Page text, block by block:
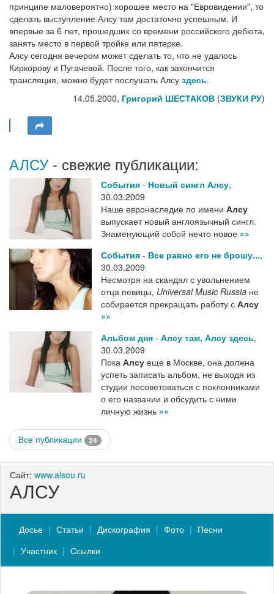
принципе маловероятно) хорошее место на "Евровидении", то
сделать выступление Алсу там достаточно успешным. И
впервые за 6 лет, прошедших со времени российского дебюта,
занять место в первой тройке или пятерке.
Алсу сегодня вечером может сделать то, что не удалось
Киркорову и Пугачевой. После того, как закончится
трансляция, можно будет послушать Алсу здесь.
14.05.2000, Григорий ШЕСТАКОВ (ЗВУКИ РУ)
АЛСУ- свежие публикации:
События - Новый сингл Алсу,
30.03.2009
Наше евронаследие по имени Алсу
выпускает новый англоязычный сингл.
Знаменующий собой нечто новое »»
События - Все равно его не брошу...,
30.03.2009
Несмотря на скандал с увольнением
отца певицы, Universal Music Russia не
собирается прекращать работу с Алсу
»»
Альбом дня - Алсу там, Алсу здесь,
30.03.2009
Пока Алсу еще в Москве, она должна
успеть записать альбом, не выходя из
студии посоветоваться с поклонниками
о его названии и обсудить с ними
личную жизнь »»
Все публикации 24
Сайт: www.alsou.ru
АЛСУ
Досье Статьи Дискография Фото
Песни
Участник
Ссылки